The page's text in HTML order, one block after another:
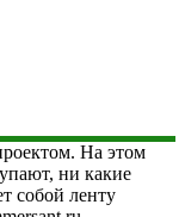
На этом
ни какие
собой ленту